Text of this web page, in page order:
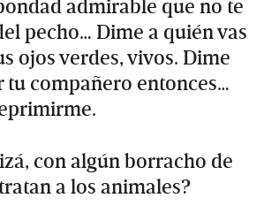
admirable que no te
pecho… Dime a quién vas
ojos verdes, vivos. Dime
tu compañero entonces…
con algún borracho de
a los animales?